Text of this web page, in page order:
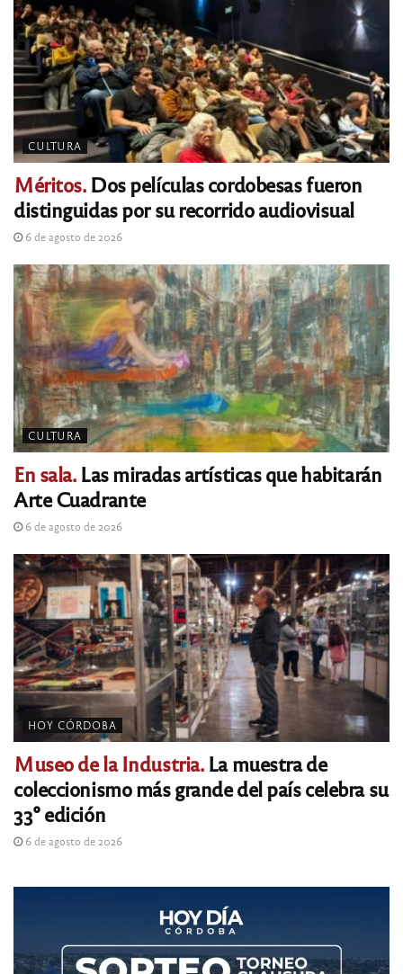
CULTURA
Méritos.Dos películas cordobesas fueron
distinguidas por su recorrido audiovisual
6 de agosto de 2026
CULTURA
En sala.Las miradas artísticas que habitarán
Arte Cuadrante
6 de agosto de 2026
HOY CÓRDOBA
Museo de la Industria.La muestra de
coleccionismo más grande del país celebra su
33° edición
6 de agosto de 2026